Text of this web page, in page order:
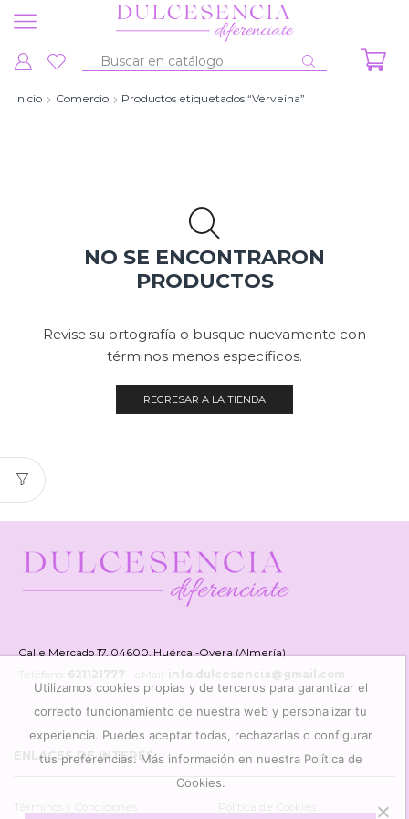
Entrada
búsqueda
Inicio Comercio Productos etiquetados “Verveina”
NO SE ENCONTRARON
PRODUCTOS
Revise su ortografía o busque nuevamente con
términos menos específicos.
REGRESAR A LA TIENDA
Calle Mercado 17, 04600, Huércal-Overa (Almería)
Teléfono: 621121777 info.dulcesencia@gmail.com
ENLACES DE INTERÉS
Términos y Condiciones Política de Cookies
Utilizamos cookies propias y de terceros para garantizar el
correcto funcionamiento de nuestra web y personalizar tu
experiencia. Puedes aceptar todas, rechazarlas o configurar
tus preferencias. Más información en nuestra Política de
Cookies.